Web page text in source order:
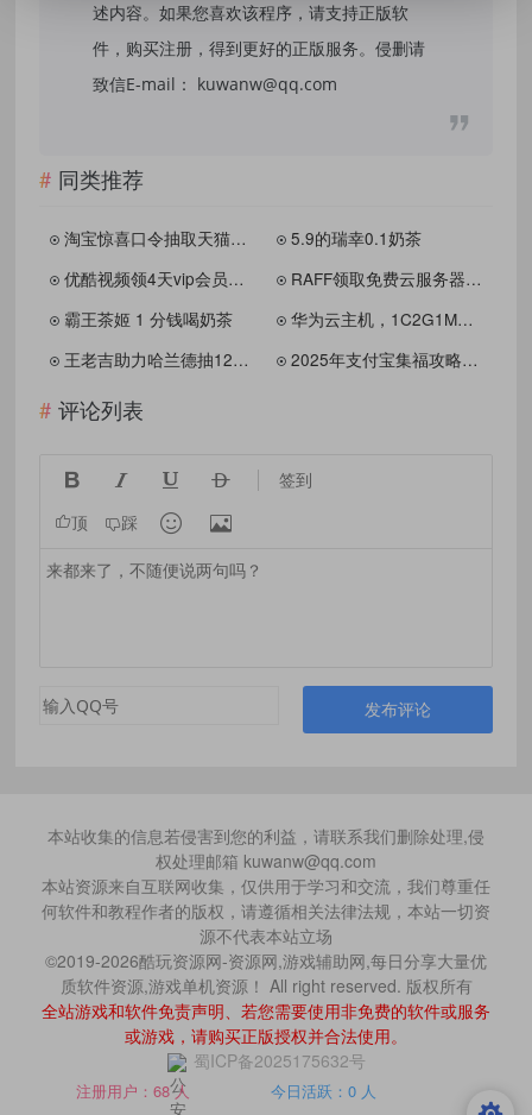
述内容。如果您喜欢该程序，请支持正版软
件，购买注册，得到更好的正版服务。侵删请
致信E-mail： kuwanw@qq.com
同类推荐
淘宝惊喜口令抽取天猫超市卡
5.9的瑞幸0.1奶茶
优酷视频领4天vip会员秒到
RAFF领取免费云服务器，薅100美元余额
霸王茶姬 1 分钱喝奶茶
华为云主机，1C2G1M云服务器，秒杀价35元1年，香港主机99
王老吉助力哈兰德抽12罐饮品
2025年支付宝集福攻略来啦！
评论列表
    签到
顶 踩  
发布评论
本站收集的信息若侵害到您的利益，请联系我们删除处理,侵
权处理邮箱 kuwanw@qq.com
本站资源来自互联网收集，仅供用于学习和交流，我们尊重任
何软件和教程作者的版权，请遵循相关法律法规，本站一切资
源不代表本站立场
©2019-2026酷玩资源网-资源网,游戏辅助网,每日分享大量优
质软件资源,游戏单机资源！ All right reserved. 版权所有
全站游戏和软件免责声明、若您需要使用非免费的软件或服务
或游戏，请购买正版授权并合法使用。
蜀ICP备2025175632号
注册用户：68 人
今日活跃：0 人